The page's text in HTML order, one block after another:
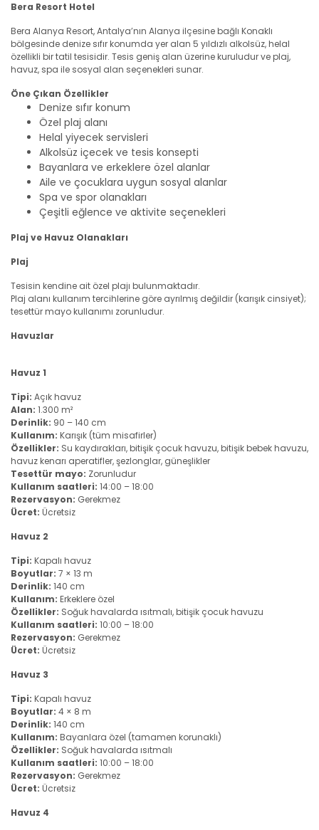
Bera Resort Hotel
Bera Alanya Resort, Antalya’nın Alanya ilçesine bağlı Konaklı
bölgesinde denize sıfır konumda yer alan 5 yıldızlı alkolsüz, helal
özellikli bir tatil tesisidir. Tesis geniş alan üzerine kuruludur ve plaj,
havuz, spa ile sosyal alan seçenekleri sunar.
Öne Çıkan Özellikler
Denize sıfır konum
Özel plaj alanı
Helal yiyecek servisleri
Alkolsüz içecek ve tesis konsepti
Bayanlara ve erkeklere özel alanlar
Aile ve çocuklara uygun sosyal alanlar
Spa ve spor olanakları
Çeşitli eğlence ve aktivite seçenekleri
Plaj ve Havuz Olanakları
Plaj
Tesisin kendine ait özel plajı bulunmaktadır.
Plaj alanı kullanım tercihlerine göre ayrılmış değildir (karışık cinsiyet);
tesettür mayo kullanımı zorunludur.
Havuzlar
Havuz 1
Tipi: Açık havuz
Alan: 1.300 m²
Derinlik: 90 – 140 cm
Kullanım: Karışık (tüm misafirler)
Özellikler: Su kaydırakları, bitişik çocuk havuzu, bitişik bebek havuzu,
havuz kenarı aperatifler, şezlonglar, güneşlikler
Tesettür mayo: Zorunludur
Kullanım saatleri: 14:00 – 18:00
Rezervasyon: Gerekmez
Ücret: Ücretsiz
Havuz 2
Tipi: Kapalı havuz
Boyutlar: 7 × 13 m
Derinlik: 140 cm
Kullanım: Erkeklere özel
Özellikler: Soğuk havalarda ısıtmalı, bitişik çocuk havuzu
Kullanım saatleri: 10:00 – 18:00
Rezervasyon: Gerekmez
Ücret: Ücretsiz
Havuz 3
Tipi: Kapalı havuz
Boyutlar: 4 × 8 m
Derinlik: 140 cm
Kullanım: Bayanlara özel (tamamen korunaklı)
Özellikler: Soğuk havalarda ısıtmalı
Kullanım saatleri: 10:00 – 18:00
Rezervasyon: Gerekmez
Ücret: Ücretsiz
Havuz 4